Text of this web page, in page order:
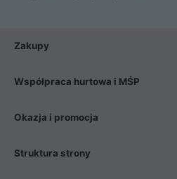
Zakupy
Współpraca hurtowa i MŚP
Okazja i promocja
Struktura strony